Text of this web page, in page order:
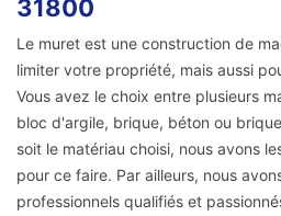
31800
Le muret est une construction de
limiter votre propriété, mais aussi
Vous avez le choix entre plusieurs
bloc d'argile, brique, béton ou
soit le matériau choisi, nous avons
pour ce faire. Par ailleurs, nous
professionnels qualifiés et